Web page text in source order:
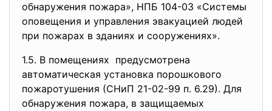
обнаружения пожара», НПБ 104-03 «Системы
оповещения и управления эвакуацией людей
при пожарах в зданиях и сооружениях».
1.5. В помещениях предусмотрена
автоматическая установка порошкового
пожаротушения (СНиП 21-02-99 п. 6.29). Для
обнаружения пожара, в защищаемых